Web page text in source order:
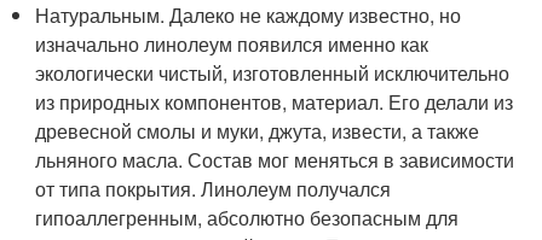
Натуральным. Далеко не каждому известно, но
изначально линолеум появился именно как
экологически чистый, изготовленный исключительно
из природных компонентов, материал. Его делали из
древесной смолы и муки, джута, извести, а также
льняного масла. Состав мог меняться в зависимости
от типа покрытия. Линолеум получался
гипоаллегренным, абсолютно безопасным для